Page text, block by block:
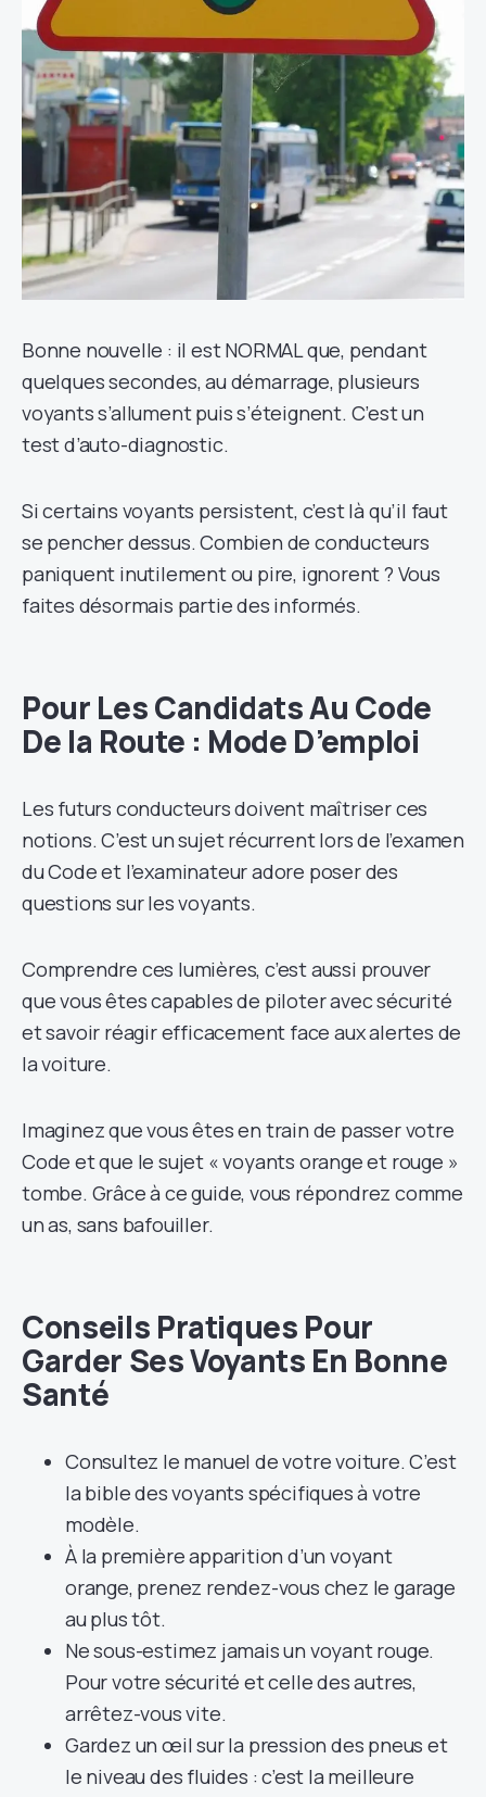
Bonne nouvelle : il est NORMAL que, pendant
quelques secondes, au démarrage, plusieurs
voyants s’allument puis s’éteignent. C’est un
test d’auto-diagnostic.
Si certains voyants persistent, c’est là qu’il faut
se pencher dessus. Combien de conducteurs
paniquent inutilement ou pire, ignorent ? Vous
faites désormais partie des informés.
Pour Les Candidats Au Code
De la Route : Mode D’emploi
Les futurs conducteurs doivent maîtriser ces
notions. C’est un sujet récurrent lors de l’examen
du Code et l’examinateur adore poser des
questions sur les voyants.
Comprendre ces lumières, c’est aussi prouver
que vous êtes capables de piloter avec sécurité
et savoir réagir efficacement face aux alertes de
la voiture.
Imaginez que vous êtes en train de passer votre
Code et que le sujet « voyants orange et rouge »
tombe. Grâce à ce guide, vous répondrez comme
un as, sans bafouiller.
Conseils Pratiques Pour
Garder Ses Voyants En Bonne
Santé
Consultez le manuel de votre voiture. C’est
la bible des voyants spécifiques à votre
modèle.
À la première apparition d’un voyant
orange, prenez rendez-vous chez le garage
au plus tôt.
Ne sous-estimez jamais un voyant rouge.
Pour votre sécurité et celle des autres,
arrêtez-vous vite.
Gardez un œil sur la pression des pneus et
le niveau des fluides : c’est la meilleure